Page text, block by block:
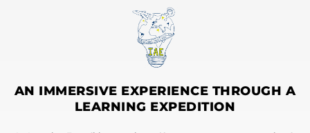
AN IMMERSIVE EXPERIENCE THROUGH A
LEARNING EXPEDITION